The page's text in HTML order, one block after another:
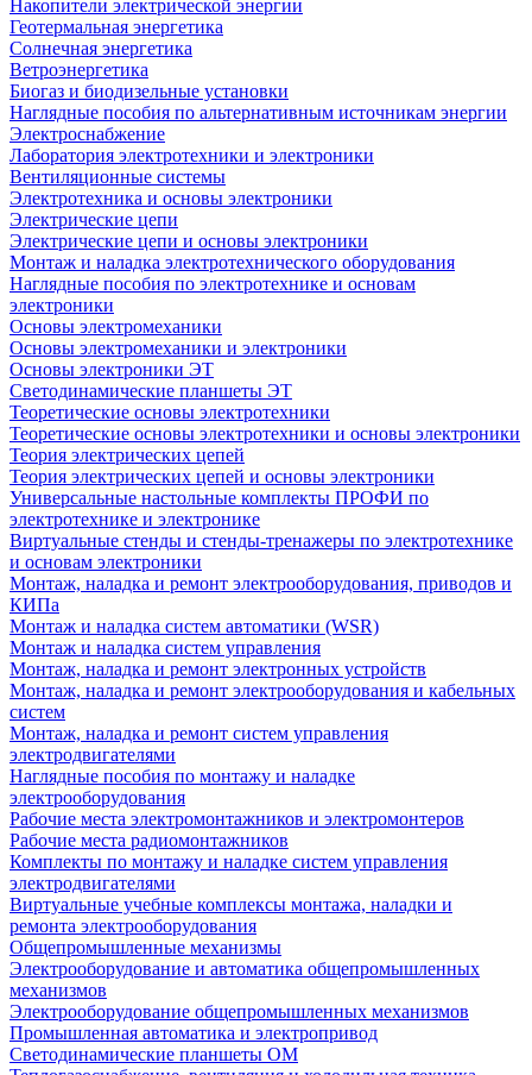
Накопители электрической энергии
Геотермальная энергетика
Солнечная энергетика
Ветроэнергетика
Биогаз и биодизельные установки
Наглядные пособия по альтернативным источникам энергии
Электроснабжение
Лаборатория электротехники и электроники
Вентиляционные системы
Электротехника и основы электроники
Электрические цепи
Электрические цепи и основы электроники
Монтаж и наладка электротехнического оборудования
Наглядные пособия по электротехнике и основам
электроники
Основы электромеханики
Основы электромеханики и электроники
Основы электроники ЭТ
Светодинамические планшеты ЭТ
Теоретические основы электротехники
Теоретические основы электротехники и основы электроники
Теория электрических цепей
Теория электрических цепей и основы электроники
Универсальные настольные комплекты ПРОФИ по
электротехнике и электронике
Виртуальные стенды и стенды-тренажеры по электротехнике
и основам электроники
Монтаж, наладка и ремонт электрооборудования, приводов и
КИПа
Монтаж и наладка систем автоматики (WSR)
Монтаж и наладка систем управления
Монтаж, наладка и ремонт электронных устройств
Монтаж, наладка и ремонт электрооборудования и кабельных
систем
Монтаж, наладка и ремонт систем управления
электродвигателями
Наглядные пособия по монтажу и наладке
электрооборудования
Рабочие места электромонтажников и электромонтеров
Рабочие места радиомонтажников
Комплекты по монтажу и наладке систем управления
электродвигателями
Виртуальные учебные комплексы монтажа, наладки и
ремонта электрооборудования
Общепромышленные механизмы
Электрооборудование и автоматика общепромышленных
механизмов
Электрооборудование общепромышленных механизмов
Промышленная автоматика и электропривод
Светодинамические планшеты ОМ